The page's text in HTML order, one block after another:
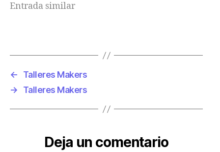
Entrada similar
←
Talleres Makers
→
Talleres Makers
Deja un comentario